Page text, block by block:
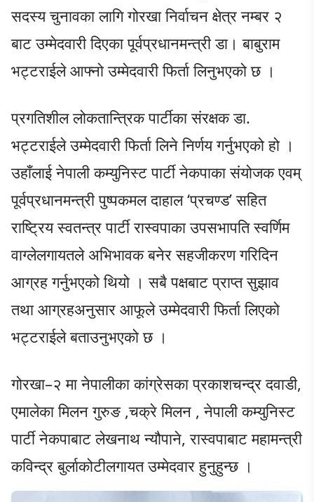
सदस्य चुनावका लागि गोरखा निर्वाचन क्षेत्र नम्बर २
बाट उम्मेदवारी दिएका पूर्वप्रधानमन्त्री डा। बाबुराम
भट्टराईले आफ्नो उम्मेदवारी फिर्ता लिनुभएको छ ।
प्रगतिशील लोकतान्त्रिक पार्टीका संरक्षक डा.
भट्टराईले उम्मेदवारी फिर्ता लिने निर्णय गर्नुभएको हो ।
उहाँलाई नेपाली कम्युनिस्ट पार्टी नेकपाका संयोजक एवम्
पूर्वप्रधानमन्त्री पुष्पकमल दाहाल ‘प्रचण्ड’ सहित
राष्ट्रिय स्वतन्त्र पार्टी रास्वपाका उपसभापति स्वर्णिम
वाग्लेलगायतले अभिभावक बनेर सहजीकरण गरिदिन
आग्रह गर्नुभएको थियो । सबै पक्षबाट प्राप्त सुझाव
तथा आग्रहअनुसार आफूले उम्मेदवारी फिर्ता लिएको
भट्टराईले बताउनुभएको छ ।
गोरखा–२ मा नेपालीका कांग्रेसका प्रकाशचन्द्र दवाडी,
एमालेका मिलन गुरुङ ,चक्रे मिलन , नेपाली कम्युनिस्ट
पार्टी नेकपाबाट लेखनाथ न्यौपाने, रास्वपाबाट महामन्त्री
कविन्द्र बुर्लाकोटीलगायत उम्मेदवार हुनुहुन्छ ।